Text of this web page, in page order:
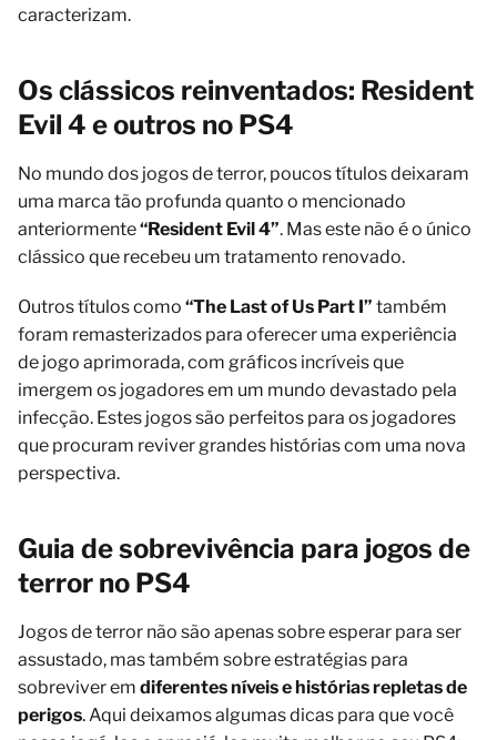
caracterizam.
Os clássicos reinventados: Resident
Evil 4 e outros no PS4
No mundo dos jogos de terror, poucos títulos deixaram
uma marca tão profunda quanto o mencionado
anteriormente“Resident Evil 4”. Mas este não é o único
clássico que recebeu um tratamento renovado.
Outros títulos como “The Last of Us Part I” também
foram remasterizados para oferecer uma experiência
de jogo aprimorada, com gráficos incríveis que
imergem os jogadores em um mundo devastado pela
infecção. Estes jogos são perfeitos para os jogadores
que procuram reviver grandes histórias com uma nova
perspectiva.
Guia de sobrevivência para jogos de
terror no PS4
Jogos de terror não são apenas sobre esperar para ser
assustado, mas também sobre estratégias para
sobreviver em diferentes níveis e histórias repletas de
perigos. Aqui deixamos algumas dicas para que você